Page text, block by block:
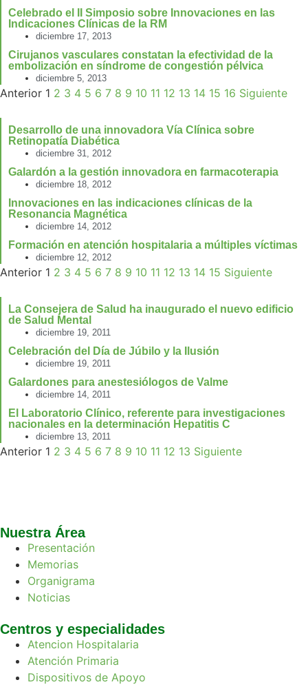
Celebrado el II Simposio sobre Innovaciones en las
Indicaciones Clínicas de la RM
diciembre 17, 2013
Cirujanos vasculares constatan la efectividad de la
embolización en síndrome de congestión pélvica
diciembre 5, 2013
Anterior 1 2 3 4 5 6 7 8 9 10 11 12 13 14 15 16 Siguiente
Desarrollo de una innovadora Vía Clínica sobre
Retinopatía Diabética
diciembre 31, 2012
Galardón a la gestión innovadora en farmacoterapia
diciembre 18, 2012
Innovaciones en las indicaciones clínicas de la
Resonancia Magnética
diciembre 14, 2012
Formación en atención hospitalaria a múltiples víctimas
diciembre 12, 2012
Anterior 1 2 3 4 5 6 7 8 9 10 11 12 13 14 15 Siguiente
La Consejera de Salud ha inaugurado el nuevo edificio
de Salud Mental
diciembre 19, 2011
Celebración del Día de Júbilo y la Ilusión
diciembre 19, 2011
Galardones para anestesiólogos de Valme
diciembre 14, 2011
El Laboratorio Clínico, referente para investigaciones
nacionales en la determinación Hepatitis C
diciembre 13, 2011
Anterior 1 2 3 4 5 6 7 8 9 10 11 12 13 Siguiente
Nuestra Área
Presentación
Memorias
Organigrama
Noticias
Centros y especialidades
Atencion Hospitalaria
Atención Primaria
Dispositivos de Apoyo